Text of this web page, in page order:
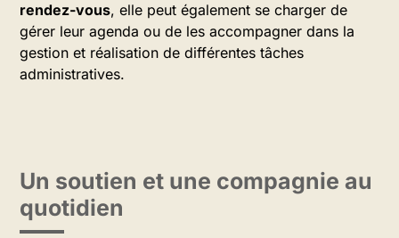
rendez-vous, elle peut également se charger de
gérer leur agenda ou de les accompagner dans la
gestion et réalisation de différentes tâches
administratives.
Un soutien et une compagnie au
quotidien